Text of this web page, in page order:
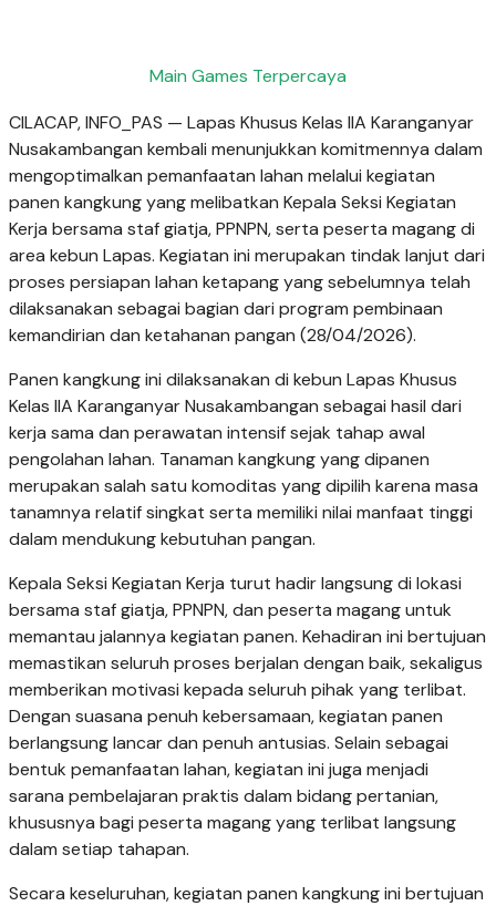
Main Games Terpercaya
CILACAP, INFO_PAS — Lapas Khusus Kelas IIA Karanganyar
Nusakambangan kembali menunjukkan komitmennya dalam
mengoptimalkan pemanfaatan lahan melalui kegiatan
panen kangkung yang melibatkan Kepala Seksi Kegiatan
Kerja bersama staf giatja, PPNPN, serta peserta magang di
area kebun Lapas. Kegiatan ini merupakan tindak lanjut dari
proses persiapan lahan ketapang yang sebelumnya telah
dilaksanakan sebagai bagian dari program pembinaan
kemandirian dan ketahanan pangan (28/04/2026).
Panen kangkung ini dilaksanakan di kebun Lapas Khusus
Kelas IIA Karanganyar Nusakambangan sebagai hasil dari
kerja sama dan perawatan intensif sejak tahap awal
pengolahan lahan. Tanaman kangkung yang dipanen
merupakan salah satu komoditas yang dipilih karena masa
tanamnya relatif singkat serta memiliki nilai manfaat tinggi
dalam mendukung kebutuhan pangan.
Kepala Seksi Kegiatan Kerja turut hadir langsung di lokasi
bersama staf giatja, PPNPN, dan peserta magang untuk
memantau jalannya kegiatan panen. Kehadiran ini bertujuan
memastikan seluruh proses berjalan dengan baik, sekaligus
memberikan motivasi kepada seluruh pihak yang terlibat.
Dengan suasana penuh kebersamaan, kegiatan panen
berlangsung lancar dan penuh antusias. Selain sebagai
bentuk pemanfaatan lahan, kegiatan ini juga menjadi
sarana pembelajaran praktis dalam bidang pertanian,
khususnya bagi peserta magang yang terlibat langsung
dalam setiap tahapan.
Secara keseluruhan, kegiatan panen kangkung ini bertujuan